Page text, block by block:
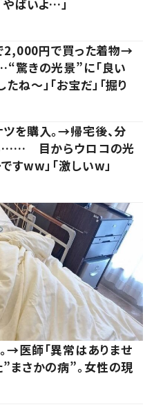
やばいよ…」
2,000円で買った着物→
驚きの光景”に「良い
ね～」「お宝だ」「掘り
ツを購入。→帰宅後、分
…… 目からウロコの光
すww」「激しいw」
→医師「異常はありませ
まさかの病”。女性の現